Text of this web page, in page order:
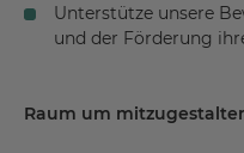
Unterstütze unsere
und der Förderung
Raum um